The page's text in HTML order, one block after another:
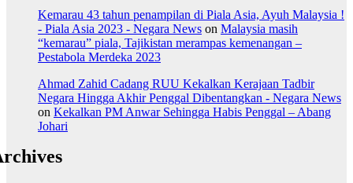
Kemarau 43 tahun penampilan di Piala Asia, Ayuh Malaysia !
- Piala Asia 2023 - Negara News on Malaysia masih
“kemarau” piala, Tajikistan merampas kemenangan –
Pestabola Merdeka 2023
Ahmad Zahid Cadang RUU Kekalkan Kerajaan Tadbir
Negara Hingga Akhir Penggal Dibentangkan - Negara News
on Kekalkan PM Anwar Sehingga Habis Penggal – Abang
Johari